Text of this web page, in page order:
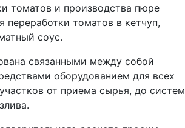
томатов и производства пюре
переработки томатов в кетчуп,
соус.
связанными между собой
оборудованием для всех
от приема сырья, до систем